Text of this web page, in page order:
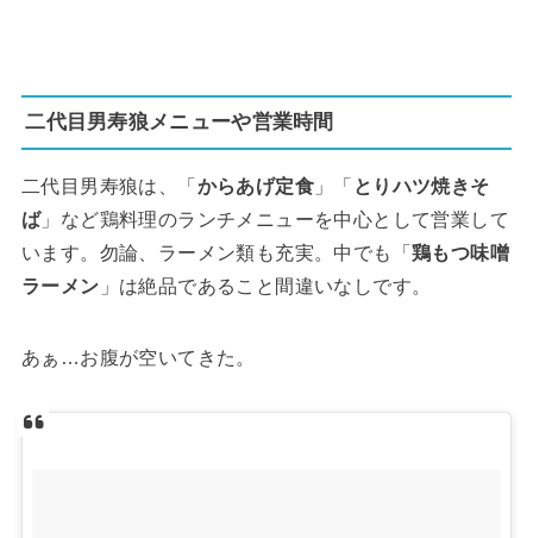
二代目男寿狼メニューや営業時間
二代目男寿狼は、「 からあげ定食」「 とりハツ焼きそ
ば」など鶏料理のランチメニューを中心として営業して
います。勿論、ラーメン類も充実。中でも「 鶏もつ味噌
ラーメン 」は絶品であること間違いなしです。
あぁ…お腹が空いてきた。